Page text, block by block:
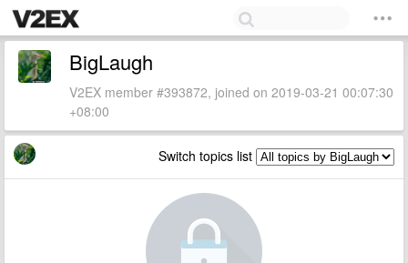
BigLaugh
V2EX member #393872, joined on 2019-03-21 00:07:30
+08:00
Switch topics list